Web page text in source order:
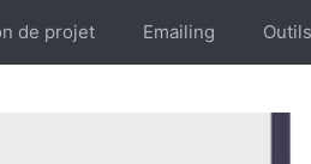
de projet Emailing Outils